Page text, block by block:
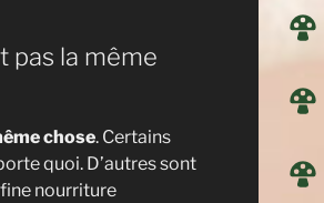
pas la même
chose. Certains
quoi. D’autres sont
nourriture
sur Cultiver
vous recevoir mon ebook
des champignons en